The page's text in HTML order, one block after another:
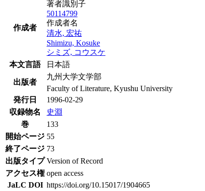
作成者
著者識別子
50114799
作成者名
清水, 宏祐
Shimizu, Kosuke
シミズ, コウスケ
本文言語
日本語
出版者
九州大学文学部
Faculty of Literature, Kyushu University
発行日
1996-02-29
収録物名
史淵
巻
133
開始ページ 55
終了ページ 73
出版タイプ Version of Record
アクセス権 open access
JaLC DOI https://doi.org/10.15017/1904665